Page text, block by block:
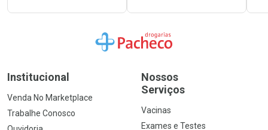
Ir para a Home
Institucional
Venda No Marketplace
Trabalhe Conosco
Nossos
Serviços
Vacinas
Exames e Testes